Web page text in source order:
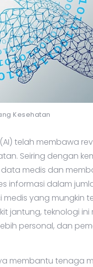
Kesehatan
(AI) telah membawa
Seiring dengan
medis dan
informasi dalam
yang mungkin
jantung, teknologi
personal, dan
membantu tenaga